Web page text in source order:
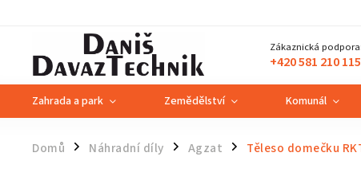
Zákaznická podpora:
+420 581 210 115
Zahrada a park Zemědělství Komunál
Domů / Náhradní díly / Agzat / Těleso domečku